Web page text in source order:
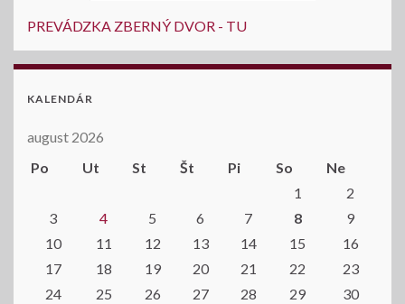
PREVÁDZKA ZBERNÝ DVOR - TU
KALENDÁR
august 2026
Po
Ut St Št Pi So
Ne
1
2
3
4 5 6 7 8
9
10
11 12 13 14 15
16
17
18 19 20 21 22
23
24
25 26 27 28 29
30